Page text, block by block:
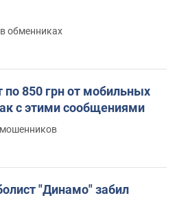
обменниках
850 грн от мобильных
с этими сообщениями
"Динамо" забил